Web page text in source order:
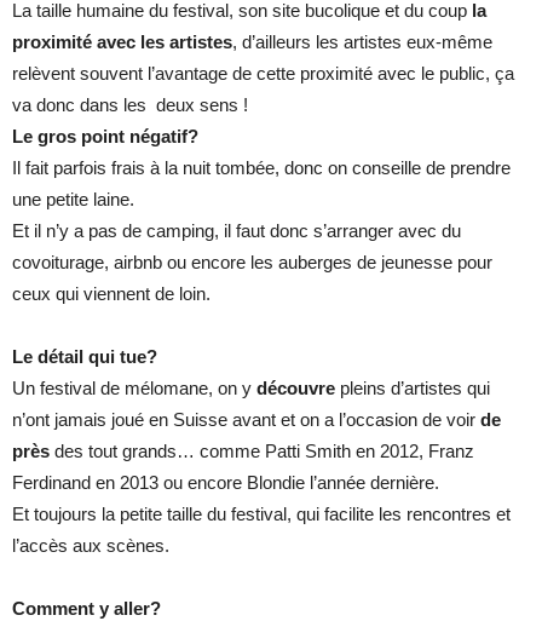
La taille humaine du festival, son site bucolique et du coup la
proximité avec les artistes, d’ailleurs les artistes eux-même
relèvent souvent l’avantage de cette proximité avec le public, ça
va donc dans les deux sens !
Le gros point négatif?
Il fait parfois frais à la nuit tombée, donc on conseille de prendre
une petite laine.
Et il n’y a pas de camping, il faut donc s’arranger avec du
covoiturage, airbnb ou encore les auberges de jeunesse pour
ceux qui viennent de loin.
Le détail qui tue?
Un festival de mélomane, on y découvre pleins d’artistes qui
n’ont jamais joué en Suisse avant et on a l’occasion de voir de
près des tout grands… comme Patti Smith en 2012, Franz
Ferdinand en 2013 ou encore Blondie l’année dernière.
Et toujours la petite taille du festival, qui facilite les rencontres et
l’accès aux scènes.
Comment y aller?